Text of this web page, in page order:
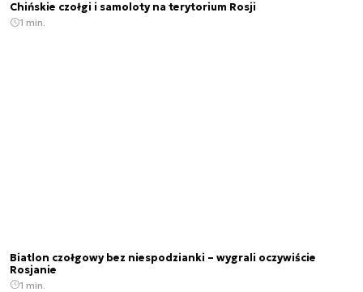
Chińskie czołgi i samoloty na terytorium Rosji
1 min.
Biatlon czołgowy bez niespodzianki – wygrali oczywiście
Rosjanie
1 min.